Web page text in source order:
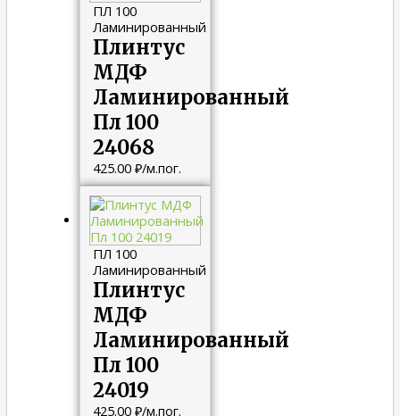
ПЛ 100
Ламинированный
Плинтус
МДФ
Ламинированный
Пл 100
24068
425.00₽/м.пог.
ПЛ 100
Ламинированный
Плинтус
МДФ
Ламинированный
Пл 100
24019
425.00₽/м.пог.